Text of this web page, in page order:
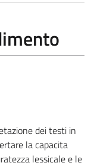
dei testi in
la capacita
lessicale e le